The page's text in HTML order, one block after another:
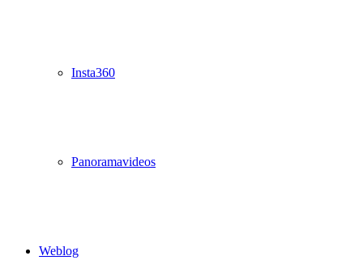
Insta360
Panoramavideos
Weblog